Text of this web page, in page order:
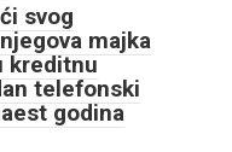
svog
majka
kreditnu
telefonski
godina